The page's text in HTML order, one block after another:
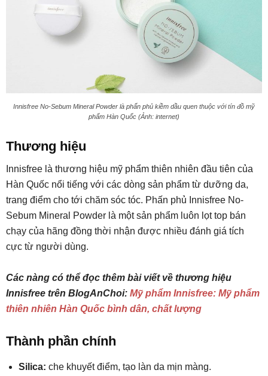
Innisfree No-Sebum Mineral Powder là phấn phủ kiềm dầu quen thuộc với tín đồ mỹ
phẩm Hàn Quốc (Ảnh: internet)
Thương hiệu
Innisfree là thương hiệu mỹ phẩm thiên nhiên đầu tiên của
Hàn Quốc nổi tiếng với các dòng sản phẩm từ dưỡng da,
trang điểm cho tới chăm sóc tóc. Phấn phủ Innisfree No-
Sebum Mineral Powder là một sản phẩm luôn lọt top bán
chạy của hãng đồng thời nhận được nhiều đánh giá tích
cực từ người dùng.
Các nàng có thể đọc thêm bài viết về thương hiệu
Innisfree trên BlogAnChoi: Mỹ phẩm Innisfree: Mỹ phẩm
thiên nhiên Hàn Quốc bình dân, chất lượng
Thành phần chính
Silica: che khuyết điểm, tạo làn da mịn màng.